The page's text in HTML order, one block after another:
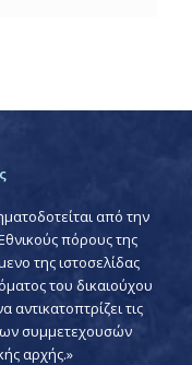
από την
πόρους της
της ιστοσελίδας
του δικαιούχου
τις
συμμετεχουσών
αρχής.»